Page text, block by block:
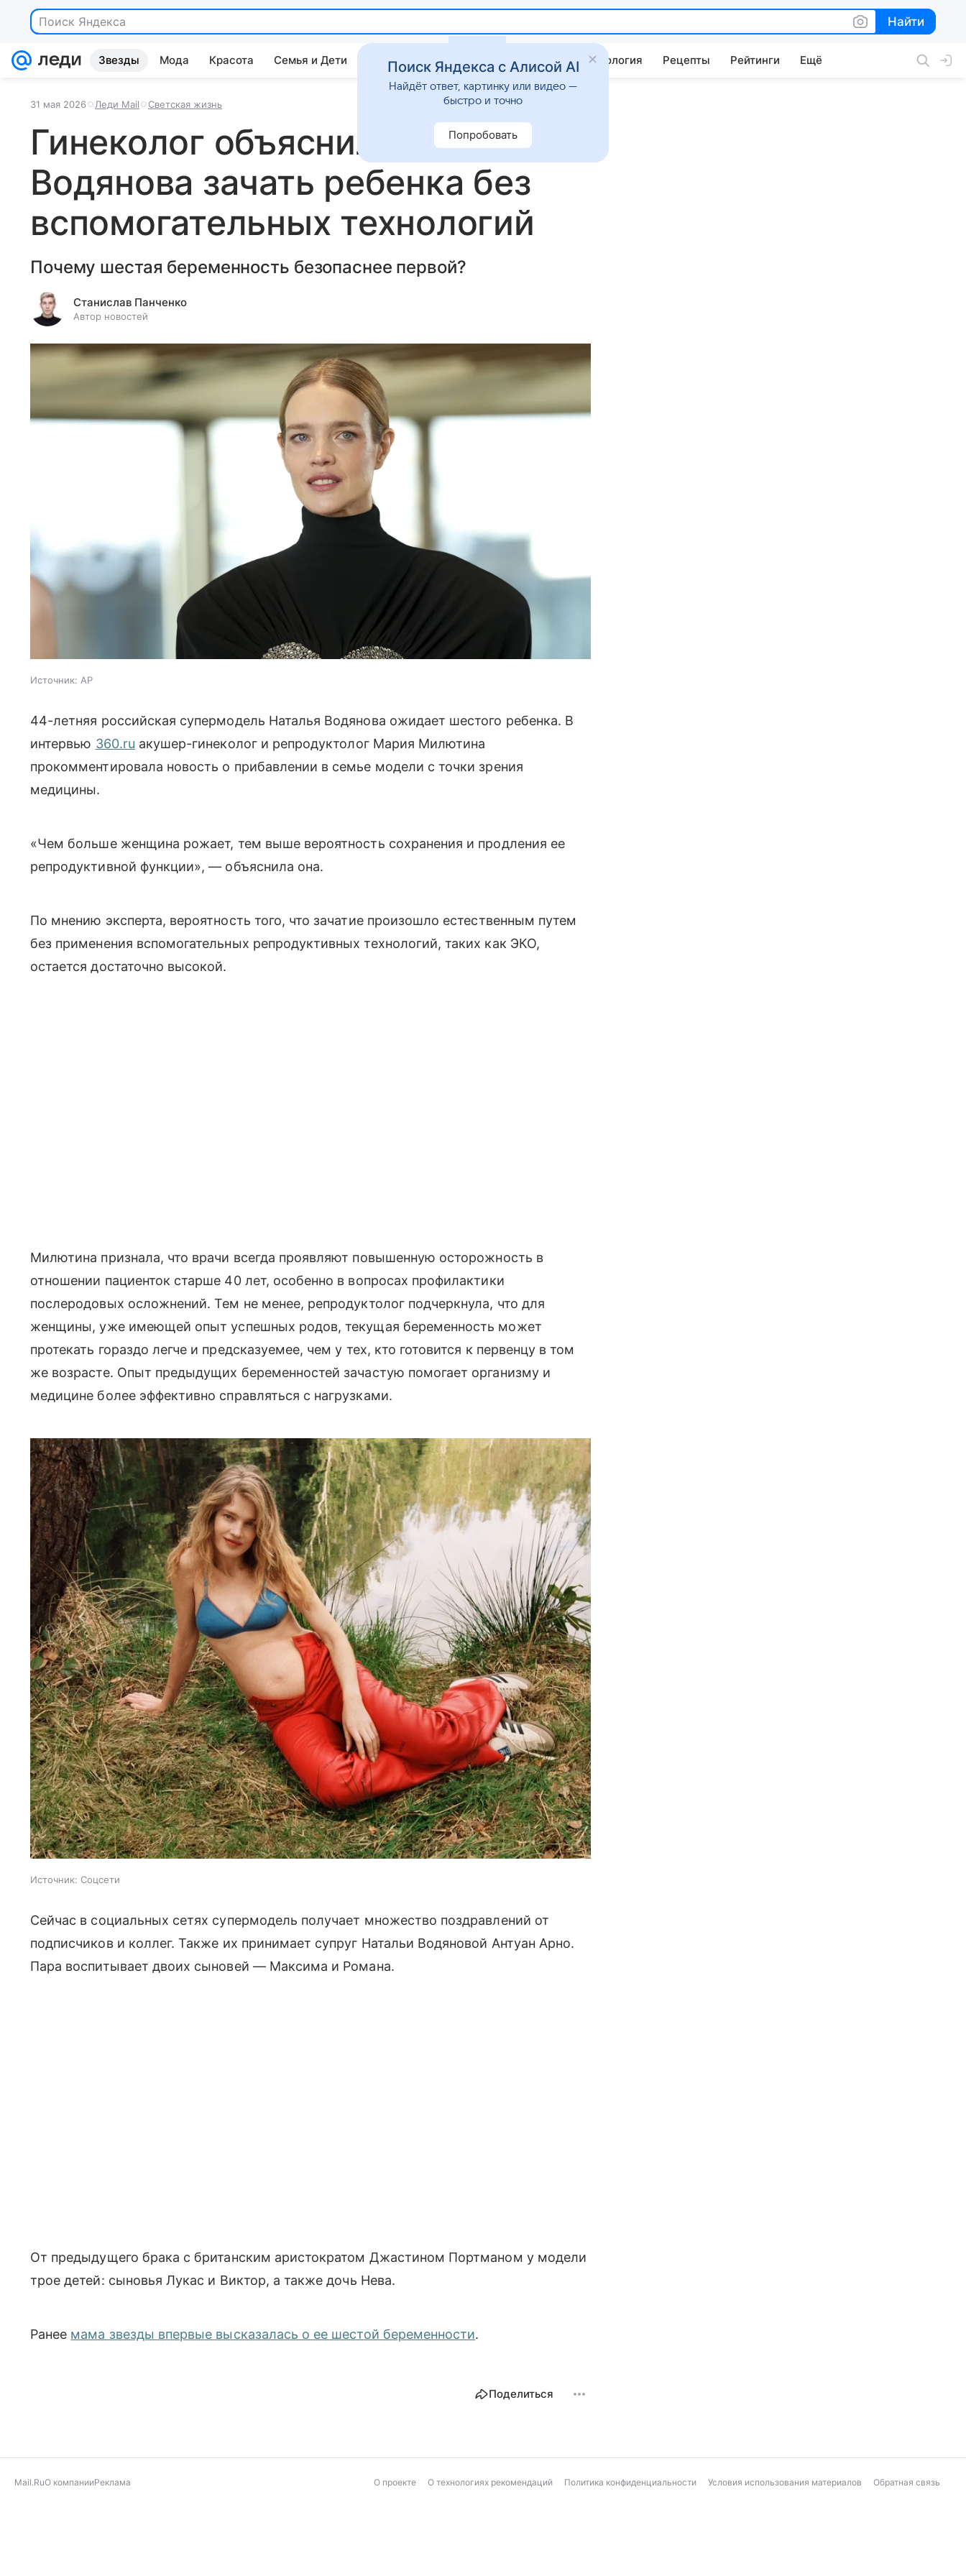
Поиск Яндекса Найти
Найти
Звезды Мода Красота Семья и Дети Дом Гороскопы Стиль жизни Психология Рецепты Рейтинги Ещё
31 мая 2026 Леди Mail Светская жизнь
Гинеколог объяснила, могла ли
Водянова зачать ребенка без
вспомогательных технологий
Почему шестая беременность безопаснее первой?
Станислав Панченко
Автор новостей
Источник: AP
44-летняя российская супермодель Наталья Водянова ожидает шестого ребенка. В
интервью 360.ru акушер-гинеколог и репродуктолог Мария Милютина
прокомментировала новость о прибавлении в семье модели с точки зрения
медицины.
«Чем больше женщина рожает, тем выше вероятность сохранения и продления ее
репродуктивной функции», — объяснила она.
По мнению эксперта, вероятность того, что зачатие произошло естественным путем
без применения вспомогательных репродуктивных технологий, таких как ЭКО,
остается достаточно высокой.
Милютина признала, что врачи всегда проявляют повышенную осторожность в
отношении пациенток старше 40 лет, особенно в вопросах профилактики
послеродовых осложнений. Тем не менее, репродуктолог подчеркнула, что для
женщины, уже имеющей опыт успешных родов, текущая беременность может
протекать гораздо легче и предсказуемее, чем у тех, кто готовится к первенцу в том
же возрасте. Опыт предыдущих беременностей зачастую помогает организму и
медицине более эффективно справляться с нагрузками.
Источник: Соцсети
Сейчас в социальных сетях супермодель получает множество поздравлений от
подписчиков и коллег. Также их принимает супруг Натальи Водяновой Антуан Арно.
Пара воспитывает двоих сыновей — Максима и Романа.
От предыдущего брака с британским аристократом Джастином Портманом у модели
трое детей: сыновья Лукас и Виктор, а также дочь Нева.
Ранее мама звезды впервые высказалась о ее шестой беременности.
Поделиться
Mail.RuО компанииРеклама О проекте О технологиях рекомендаций Политика конфиденциальности Условия использования материалов Обратная связь
Поиск Яндекса с Алисой AI
Найдёт ответ, картинку или видео —
быстро и точно
Попробовать